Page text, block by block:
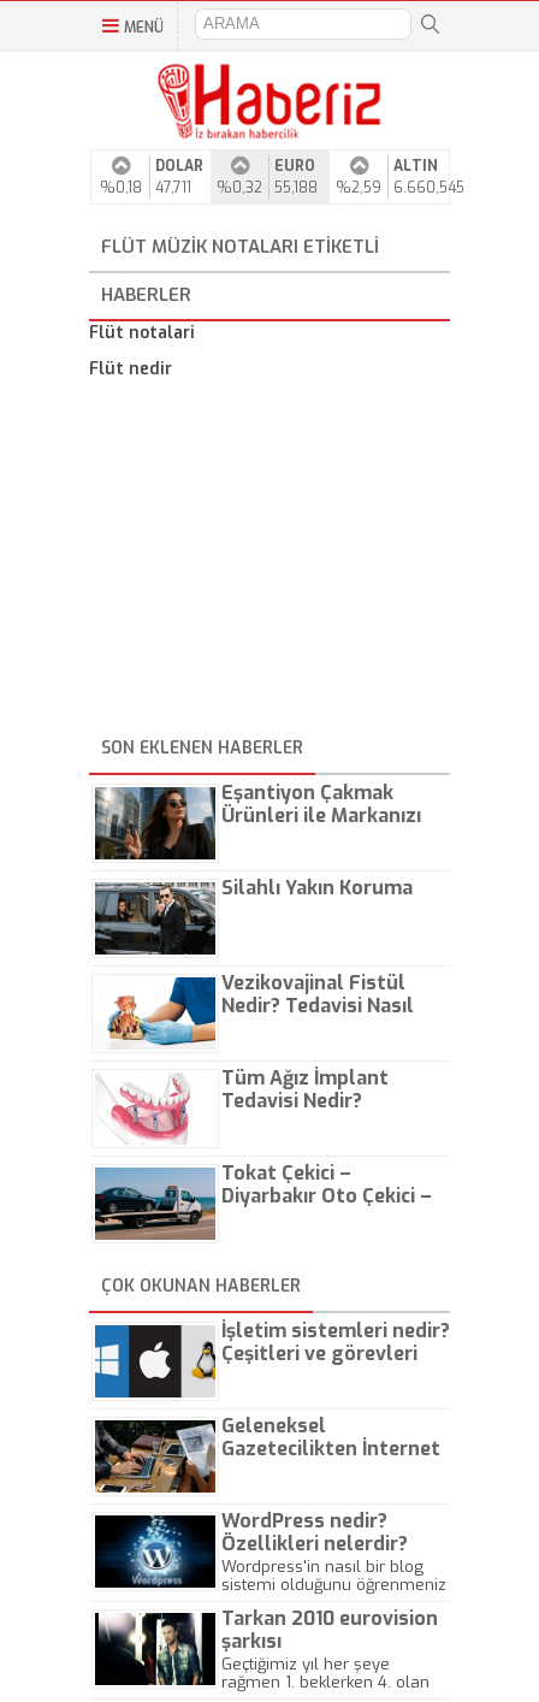
MENÜ
%0,18
DOLAR
47,711
%0,32
EURO
55,188
%2,59
ALTIN
6.660,545
FLÜT MÜZIK NOTALARI ETIKETLI
HABERLER
Flüt notalari
Flüt nedir
SON EKLENEN HABERLER
Eşantiyon Çakmak
Ürünleri ile Markanızı
Silahlı Yakın Koruma
Vezikovajinal Fistül
Nedir? Tedavisi Nasıl
Tüm Ağız İmplant
Tedavisi Nedir?
Tokat Çekici –
Diyarbakır Oto Çekici –
ÇOK OKUNAN HABERLER
İşletim sistemleri nedir?
Çeşitleri ve görevleri
Geleneksel
Gazetecilikten İnternet
WordPress nedir?
Özellikleri nelerdir?
Wordpress'in nasıl bir blog
sistemi olduğunu öğrenmeniz
Tarkan 2010 eurovision
şarkısı
Geçtiğimiz yıl her şeye
rağmen 1. beklerken 4. olan